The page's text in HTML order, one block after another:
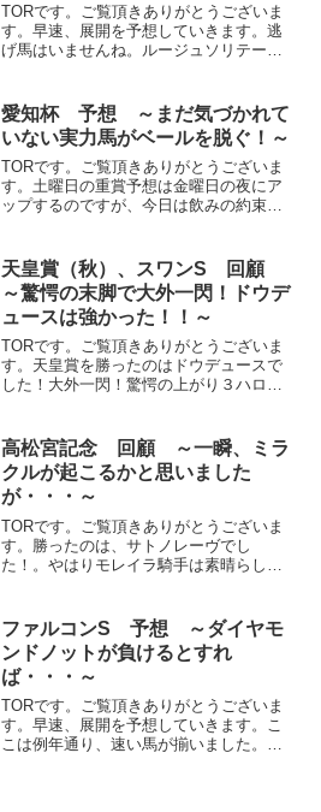
TORです。ご覧頂きありがとうございま
す。早速、展開を予想していきます。逃
げ馬はいませんね。ルージュソリテー
は避けられないでしょう。ただ、昨年の
ような３ハロン戦になるか...
愛知杯 予想 ～まだ気づかれて
いない実力馬がベールを脱ぐ！～
TORです。ご覧頂きありがとうございま
す。土曜日の重賞予想は金曜日の夜にア
ップするのですが、今日は飲みの約束が
少し変えるかもしれません。絶対に逃げ
たい馬はいませんが、ウ...
天皇賞（秋）、スワンS 回顧
～驚愕の末脚で大外一閃！ドウデ
ュースは強かった！！～
TORです。ご覧頂きありがとうございま
す。天皇賞を勝ったのはドウデュースで
した！大外一閃！驚愕の上がり３ハロン
になりますね！久々に感動しました！
(adsbygoo...
高松宮記念 回顧 ～一瞬、ミラ
クルが起こるかと思いました
が・・・～
TORです。ご覧頂きありがとうございま
す。勝ったのは、サトノレーヴでし
た！。やはりモレイラ騎手は素晴らしい
|| []).push(...
ファルコンS 予想 ～ダイヤモ
ンドノットが負けるとすれ
ば・・・～
TORです。ご覧頂きありがとうございま
す。早速、展開を予想していきます。こ
こは例年通り、速い馬が揃いました。エ